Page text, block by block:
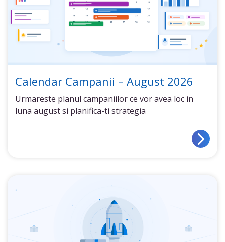
Calendar Campanii – August 2026
Urmareste planul campaniilor ce vor avea loc in
luna august si planifica-ti strategia